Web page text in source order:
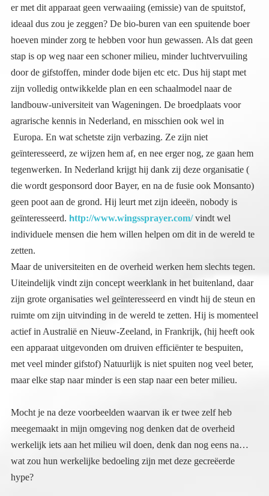
geïnteresseerd. http://www.wingssprayer.com/ vindt wel
individuele mensen die hem willen helpen om dit in de wereld te
zetten.
Maar de universiteiten en de overheid werken hem slechts tegen.
Uiteindelijk vindt zijn concept weerklank in het buitenland, daar
zijn grote organisaties wel geïnteresseerd en vindt hij de steun en
ruimte om zijn uitvinding in de wereld te zetten. Hij is momenteel
actief in Australië en Nieuw-Zeeland, in Frankrijk, (hij heeft ook
een apparaat uitgevonden om druiven efficiënter te bespuiten,
met veel minder gifstof) Natuurlijk is niet spuiten nog veel beter,
maar elke stap naar minder is een stap naar een beter milieu.
Mocht je na deze voorbeelden waarvan ik er twee zelf heb
meegemaakt in mijn omgeving nog denken dat de overheid
werkelijk iets aan het milieu wil doen, denk dan nog eens na…
wat zou hun werkelijke bedoeling zijn met deze gecreëerde
hype?